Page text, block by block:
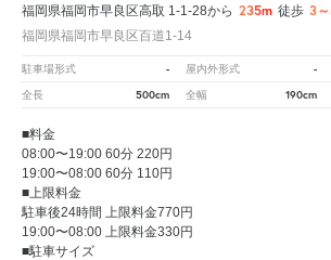
福岡県福岡市早良区高取 1-1-28から 235m 徒歩 3
福岡県福岡市早良区百道1-14
駐車場形式 - 屋内外形式 -
全長 500cm 全幅 190cm
■料金
08:00〜19:00 60分 220円
19:00〜08:00 60分 110円
■上限料金
駐車後24時間 上限料金770円
19:00〜08:00 上限料金330円
■駐車サイズ